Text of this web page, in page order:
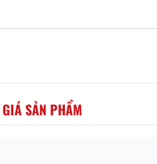
SẢN PHẨM